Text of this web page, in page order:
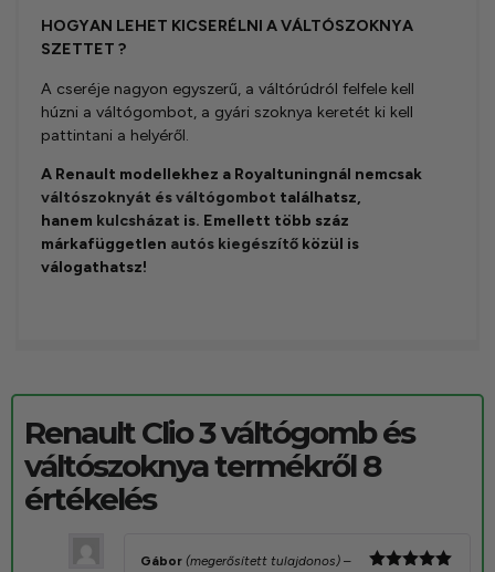
HOGYAN LEHET KICSERÉLNI A VÁLTÓSZOKNYA
SZETTET ?
A cseréje nagyon egyszerű, a váltórúdról felfele kell
húzni a váltógombot, a gyári szoknya keretét ki kell
pattintani a helyéről.
A Renault modellekhez a Royaltuningnál nemcsak
váltószoknyát és váltógombot találhatsz,
hanem kulcsházat is. Emellett több száz
márkafüggetlen autós kiegészítő közül is
válogathatsz!
Renault Clio 3 váltógomb és
váltószoknyatermékről 8
értékelés
Gábor (megerősített tulajdonos) –